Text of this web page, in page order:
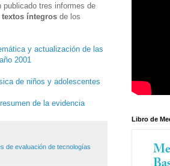
tres informes de
textos íntegros de los
y actualización de las
2001
de niños y adolescentes
de la evidencia
de evaluación de tecnologías
Libro de